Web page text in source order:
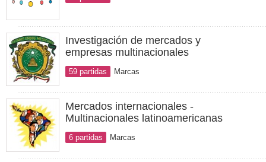
Investigación de mercados y
empresas multinacionales
59 partidas Marcas
Mercados internacionales -
Multinacionales latinoamericanas
6 partidas Marcas